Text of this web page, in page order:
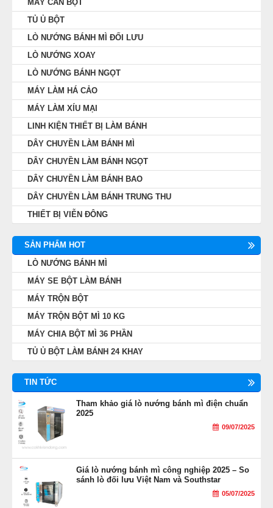
MÁY CÁN BỘT
TỦ Ủ BỘT
LÒ NƯỚNG BÁNH MÌ ĐỐI LƯU
LÒ NƯỚNG XOAY
LÒ NƯỚNG BÁNH NGỌT
MÁY LÀM HÁ CẢO
MÁY LÀM XÍU MẠI
LINH KIỆN THIẾT BỊ LÀM BÁNH
DÂY CHUYỀN LÀM BÁNH MÌ
DÂY CHUYỀN LÀM BÁNH NGỌT
DÂY CHUYỀN LÀM BÁNH BAO
DÂY CHUYỀN LÀM BÁNH TRUNG THU
THIẾT BỊ VIỄN ĐÔNG
SẢN PHẨM HOT
LÒ NƯỚNG BÁNH MÌ
MÁY SE BỘT LÀM BÁNH
MÁY TRỘN BỘT
MÁY TRỘN BỘT MÌ 10 KG
MÁY CHIA BỘT MÌ 36 PHẦN
TỦ Ủ BỘT LÀM BÁNH 24 KHAY
TIN TỨC
Tham khảo giá lò nướng bánh mì điện chuẩn
2025
09/07/2025
Giá lò nướng bánh mì công nghiệp 2025 – So
sánh lò đối lưu Việt Nam và Southstar
05/07/2025
MÁY LÀM HÁ CẢO
MÁY LÀM XÍU MẠI
LINH KIỆN THIẾT BỊ LÀM BÁNH
DÂY CHUYỀN LÀM BÁNH MÌ
DÂY CHUYỀN LÀM BÁNH NGỌT
DÂY CHUYỀN LÀM BÁNH BAO
DÂY CHUYỀN LÀM BÁNH TRUNG THU